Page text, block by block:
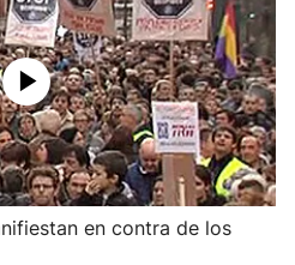
en contra de los